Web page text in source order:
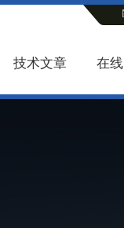
技术文章 在